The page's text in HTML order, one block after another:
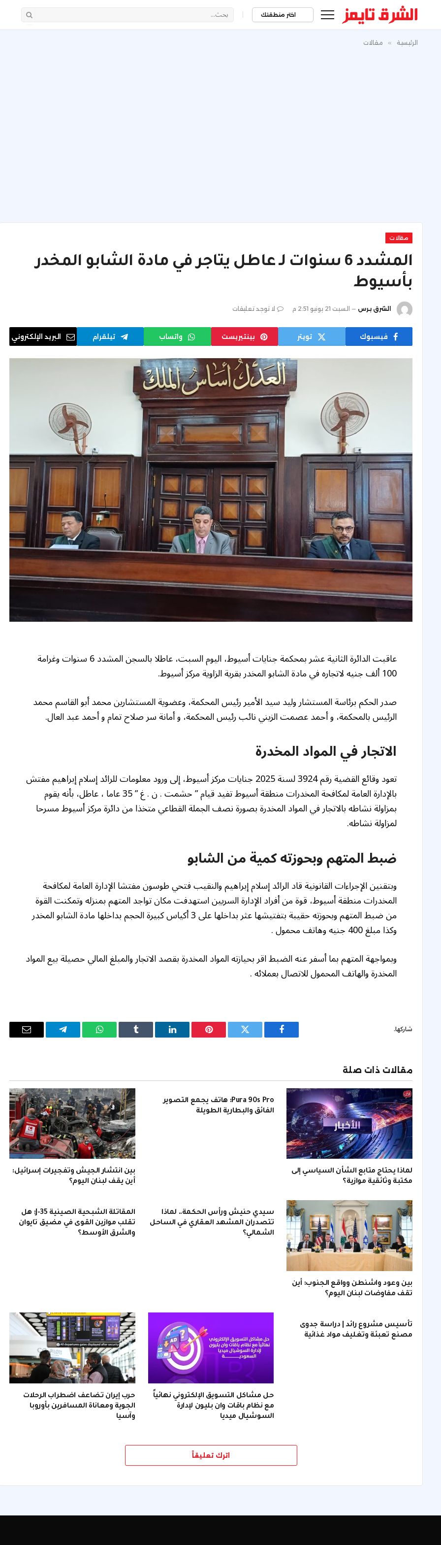
اختر منطقتك |
الرئيسية » مقالات
مقالات
المشدد 6 سنوات لـ عاطل يتاجر في مادة الشابو المخدر
بأسيوط
الشرق برس السبت 21 يونيو 2:51 م لا توجد تعليقات
فيسبوك تويتر بينتيريست واتساب تيلقرام البريد الإلكتروني
عاقبت الدائرة الثانية عشر بمحكمة جنايات أسيوط، اليوم السبت، عاطلا بالسجن المشدد 6 سنوات وغرامة
100 ألف جنيه لاتجاره في مادة الشابو المخدر بقرية الزاوية مركز أسيوط.
صدر الحكم برئاسة المستشار وليد سيد الأمير رئيس المحكمة، وعضوية المستشارين محمد أبو القاسم محمد
الرئيس بالمحكمة، و أحمد عصمت الزيني نائب رئيس المحكمة، و أمانة سر صلاح تمام و أحمد عبد العال.
الاتجار في المواد المخدرة
تعود وقائع القضية رقم 3924 لسنة 2025 جنايات مركز أسيوط، إلى ورود معلومات للرائد إسلام إبراهيم مفتش
بالإدارة العامة لمكافحة المخدرات منطقة أسيوط تفيد قيام ” حشمت . ن . غ ” 35 عاما ، عاطل، بأنه يقوم
بمزاولة نشاطه بالاتجار في المواد المخدرة بصورة نصف الجملة القطاعي متخذا من دائرة مركز أسيوط مسرحا
لمزاولة نشاطه.
ضبط المتهم وبحوزته كمية من الشابو
وبتقنين الإجراءات القانونية قاد الرائد إسلام إبراهيم والنقيب فتحي طوسون مفتشا الإدارة العامة لمكافحة
المخدرات منطقة أسيوط، قوة من أفراد الإدارة السريين استهدفت مكان تواجد المتهم بمنزله وتمكنت القوة
من ضبط المتهم وبحوزته حقيبة بتفتيشها عثر بداخلها على 3 أكياس كبيرة الحجم بداخلها مادة الشابو المخدر
وكذا مبلغ 400 جنيه وهاتف محمول .
وبمواجهة المتهم بما أسفر عنه الضبط اقر بحيازته المواد المخدرة بقصد الاتجار والمبلغ المالي حصيلة بيع المواد
المخدرة والهاتف المحمول للاتصال بعملائه .
شاركها.
فيسبوك تويتر بينتيريستلينكدإن Tumblr واتساب تيلقرام
البريد
مقالات ذات صلة
لماذا يحتاج متابع الشأن السياسي إلى
مكتبة وثائقية موازية؟
Pura 90s Pro: هاتف يجمع التصوير
الفائق والبطارية الطويلة
بين انتشار الجيش وتفجيرات إسرائيل:
أين يقف لبنان اليوم؟
بين وعود واشنطن وواقع الجنوب: أين
تقف مفاوضات لبنان اليوم؟
سيدي حنيش ورأس الحكمة.. لماذا
تتصدران المشهد العقاري في الساحل
الشمالي؟
المقاتلة الشبحية الصينية J-35: هل
تقلب موازين القوى في مضيق تايوان
والشرق الأوسط؟
تأسيس مشروع رائد | دراسة جدوى
مصنع تعبئة وتغليف مواد غذائية
حل مشاكل التسويق الإلكتروني نهائياً
مع نظام باقات وان بليون لإدارة
السوشيال ميديا
حرب إيران تضاعف اضطراب الرحلات
الجوية ومعاناة المسافرين بأوروبا
وآسيا
اترك تعليقاً